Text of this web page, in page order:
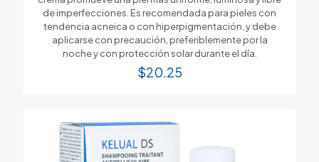
de imperfecciones. Es recomendada para pieles con
tendencia acneica o con hiperpigmentación, y debe
aplicarse con precaución, preferiblemente por la
noche y con protección solar durante el día.
$20.25